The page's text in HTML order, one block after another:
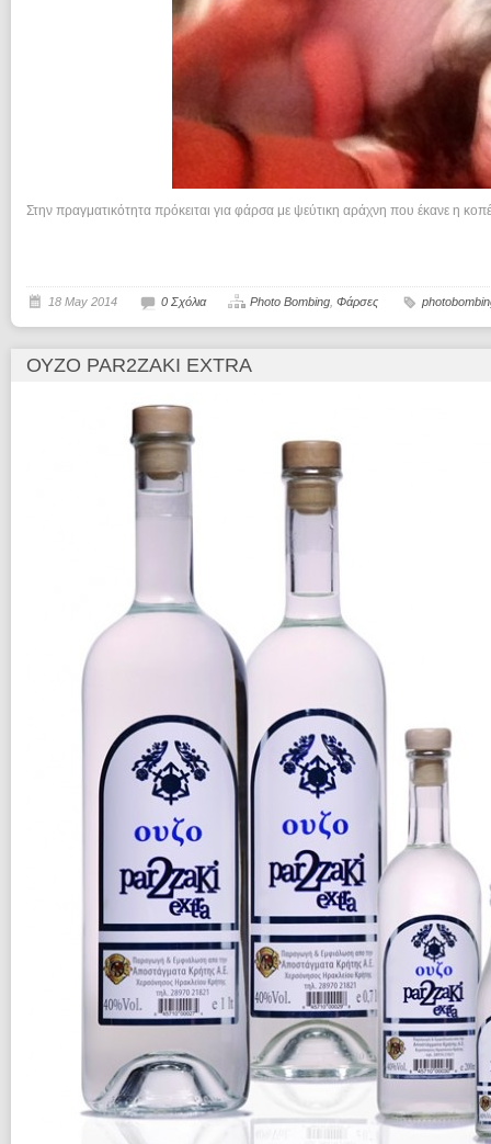
Στην πραγματικότητα πρόκειται για φάρσα με ψεύτικη αράχνη που έκανε η
18 May 2014 0 Σχόλια Photo Bombing Φάρσες
ΟΎΖΟ PAR2ZAKI EXTRA